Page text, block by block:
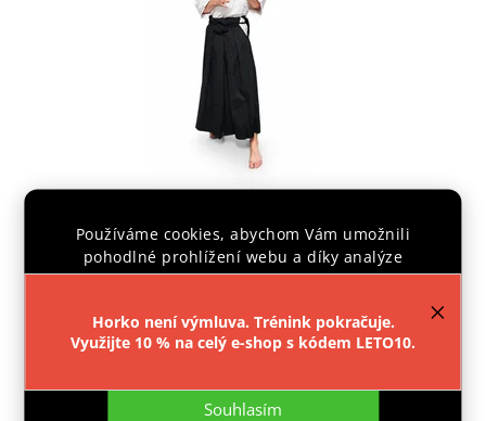
Používáme cookies, abychom Vám umožnili
pohodlné prohlížení webu a díky analýze
provozu webu neustále zlepšovali jeho funkce,
Nastavení
Souhlasím
Horko není výmluva. Trénink pokračuje.
Využijte 10 % na celý e-shop s kódem LETO10.
IPPON HAKAMA STANDARD
1 090 Kč
Detail